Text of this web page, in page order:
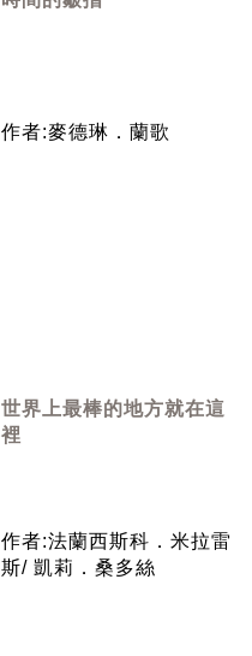
作者:麥德琳．蘭歌
世界上最棒的地方就在這
裡
作者:法蘭西斯科．米拉雷
斯/ 凱莉．桑多絲